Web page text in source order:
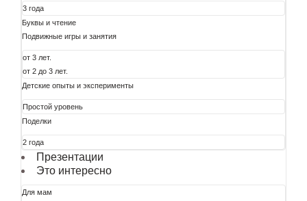
3 года
Буквы и чтение
Подвижные игры и занятия
от 3 лет.
от 2 до 3 лет.
Детские опыты и эксперименты
Простой уровень
Поделки
2 года
Презентации
Это интересно
Для мам